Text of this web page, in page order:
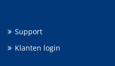
Support
Klanten login